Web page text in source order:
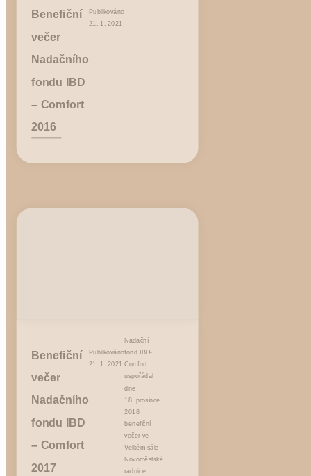
Benefiční
večer
Nadačního
fondu IBD
– Comfort
2016
Publikováno
21. 1. 2021
Benefiční
večer
Nadačního
fondu IBD
– Comfort
2017
Publikováno
21. 1. 2021
Nadační
fond IBD-
Comfort
uspořádal
dne
18. prosince
2018
benefiční
večer ve
Velkém sále
Novoměstské
radnice